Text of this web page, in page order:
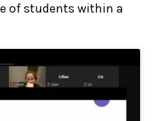
of students within a